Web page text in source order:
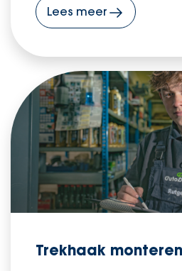
Lees meer
Trekhaak monteren